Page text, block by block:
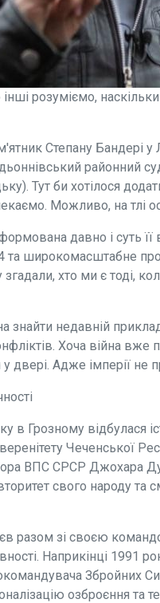
інші розуміємо,
Степану Бандері
районний
Тут би хотілося
Можливо, на тлі
давно і суть
та широкомасштабне
хто ми є тоді,
знайти недавній
Хоча війна вже
двері. Адже імперії не
в Грозному відбулася
Чеченської
ВПС СРСР Джохара
свого народу та
разом зі своєю
Наприкінці 1991
Збройних
озброєння та